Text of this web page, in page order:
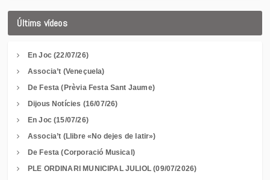
Últims vídeos
En Joc (22/07/26)
Associa’t (Veneçuela)
De Festa (Prèvia Festa Sant Jaume)
Dijous Notícies (16/07/26)
En Joc (15/07/26)
Associa’t (Llibre «No dejes de latir»)
De Festa (Corporació Musical)
PLE ORDINARI MUNICIPAL JULIOL (09/07/2026)